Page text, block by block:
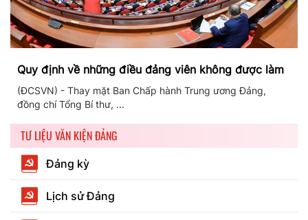
Quy định về những điều đảng viên không được làm
(ĐCSVN) - Thay mặt Ban Chấp hành Trung ương Đảng,
đồng chí Tổng Bí thư, ...
TƯ LIỆU VĂN KIỆN ĐẢNG
Đảng kỳ
Lịch sử Đảng